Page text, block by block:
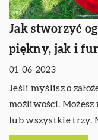
Jak stworzyć
piękny, jak i
01-06-2023
Jeśli myślisz o
możliwości.
lub wszystkie trzy.